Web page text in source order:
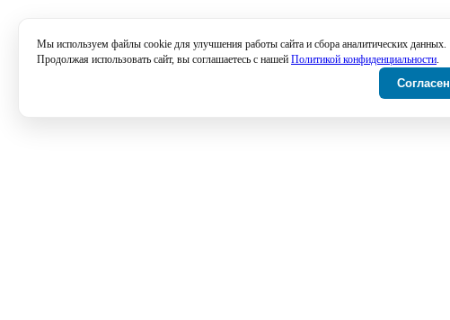
Мы используем файлы cookie для улучшения работы сайта и сбора аналитических данных.
Продолжая использовать сайт, вы соглашаетесь с нашей Политикой конфиденциальности.
Согласен